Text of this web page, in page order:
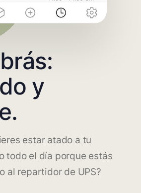
y
estar atado a tu
todo el día porque estás
al repartidor de UPS?